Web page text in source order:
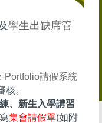
學生出缺席管
Portfolio請假系統
。
、新生入學講習
集會請假單(如附